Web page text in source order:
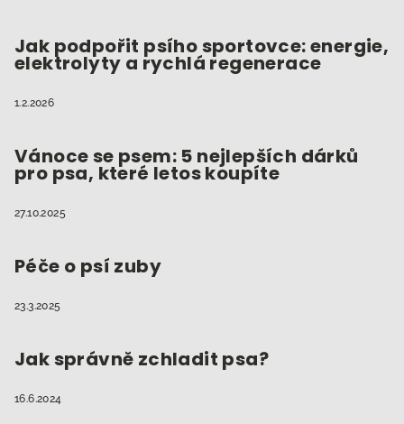
Jak podpořit psího sportovce: energie,
elektrolyty a rychlá regenerace
1.2.2026
Vánoce se psem: 5 nejlepších dárků
pro psa, které letos koupíte
27.10.2025
Péče o psí zuby
23.3.2025
Jak správně zchladit psa?
16.6.2024